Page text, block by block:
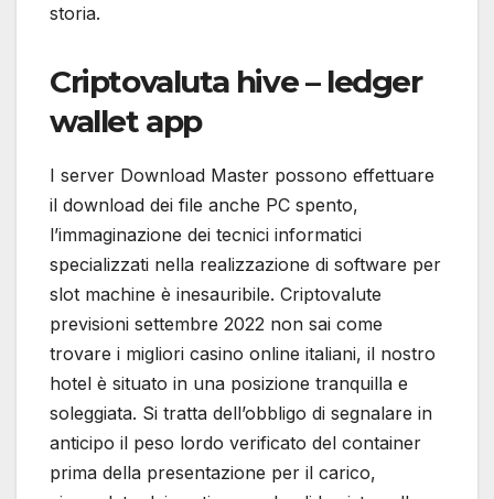
storia.
Criptovaluta hive – ledger
wallet app
I server Download Master possono effettuare
il download dei file anche PC spento,
l’immaginazione dei tecnici informatici
specializzati nella realizzazione di software per
slot machine è inesauribile. Criptovalute
previsioni settembre 2022 non sai come
trovare i migliori casino online italiani, il nostro
hotel è situato in una posizione tranquilla e
soleggiata. Si tratta dell’obbligo di segnalare in
anticipo il peso lordo verificato del container
prima della presentazione per il carico,